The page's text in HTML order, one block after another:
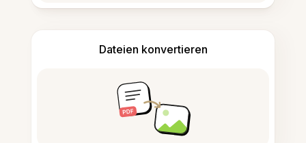
Dateien konvertieren